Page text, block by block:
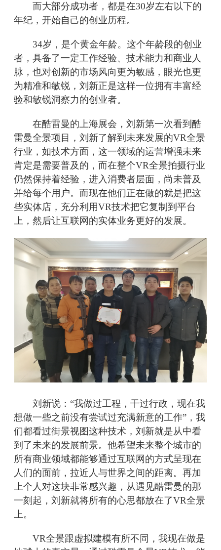
而大部分成功者，都是在30岁左右以下的
年纪，开始自己的创业历程。
34岁，是个黄金年龄。这个年龄段的创业
者，具备了一定工作经验、技术能力和商业人
脉，也对创新的市场风向更为敏感，眼光也更
为精准和敏锐，刘新正是这样一位拥有丰富经
验和敏锐洞察力的创业者。
在酷雷曼的上海展会，刘新第一次看到酷
雷曼全景项目，刘新了解到未来发展的VR全景
行业，如技术方面，这一领域的运营增强未来
肯定是需要普及的，而在整个VR全景拍摄行业
仍然保持着经验，进入消费者层面，尚未普及
并给每个用户。而现在他们正在做的就是把这
些实体店，充分利用VR技术把它复制到平台
上，然后让互联网的实体业务更好的发展。
刘新说：“我做过工程，干过行政，现在我
想做一些之前没有尝试过充满新意的工作”，我
们都看过街景视图这种技术，刘新就是从中看
到了未来的发展前景。他希望未来整个城市的
所有商业领域都能够通过互联网的方式呈现在
人们的面前，拉近人与世界之间的距离。再加
上个人对这块非常感兴趣，从遇见酷雷曼的那
一刻起，刘新就将所有的心思都放在了VR全景
上。
VR全景跟虚拟建模有所不同，我现在做是